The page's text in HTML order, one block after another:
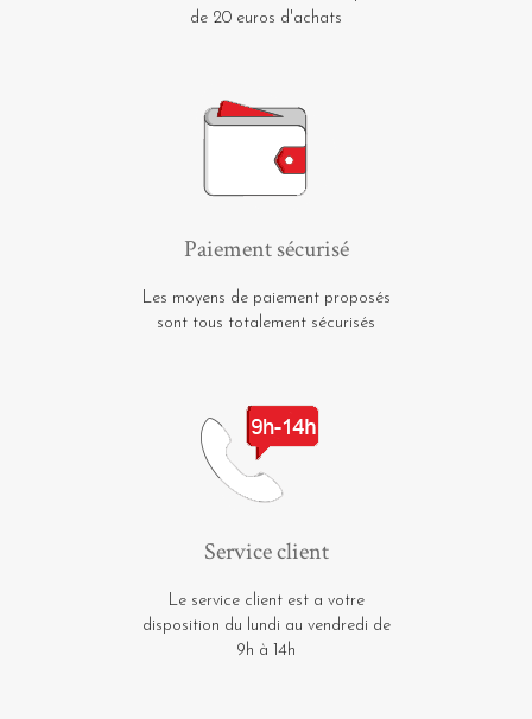
de 20 euros d'achats
Paiement sécurisé
Les moyens de paiement proposés
sont tous totalement sécurisés
Service client
Le service client est a votre
disposition du lundi au vendredi de
9h à 14h